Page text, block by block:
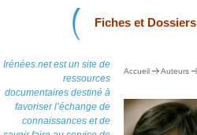
Fiches et Dossiers
Irénées.net est un site de
ressources
documentaires destiné à
favoriser l’échange de
connaissances et de
Accueil Auteurs